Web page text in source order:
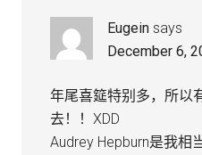
Eugein says
December 6,
年尾喜筵特别多，所以
去！！XDD
Audrey Hepburn是我相